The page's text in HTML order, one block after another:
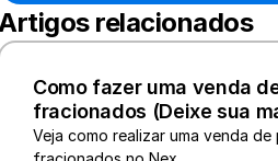
relacionados
Como fazer uma venda
fracionados (Deixe sua
Veja como realizar uma venda